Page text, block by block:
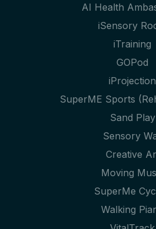
AI Health
iSensory
iTraining
GOPod
iProjection
SuperME Sports
Sand Play
Sensory
Creative
Moving
SuperMe
Walking